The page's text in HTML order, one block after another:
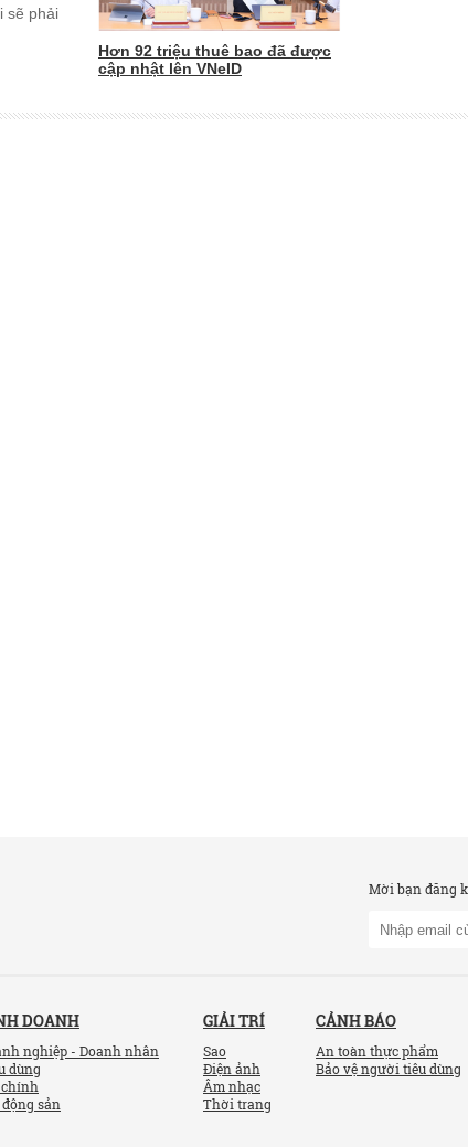
sẽ phải
Hơn 92 triệu thuê bao đã được
cập nhật lên VNeID
Mời bạn đăng
DOANH
nghiệp - Doanh nhân
dùng
sản
GIẢI TRÍ
Sao
Điện ảnh
Âm nhạc
Thời trang
CẢNH BÁO
An toàn thực phẩm
Bảo vệ người tiêu dùng